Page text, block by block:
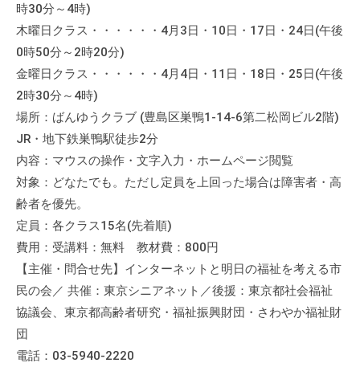
時30分～4時)
木曜日クラス・・・・・・4月3日・10日・17日・24日(午後
0時50分～2時20分)
金曜日クラス・・・・・・4月4日・11日・18日・25日(午後
2時30分～4時)
場所：ばんゆうクラブ (豊島区巣鴨1-14-6第二松岡ビル2階)
JR・地下鉄巣鴨駅徒歩2分
内容：マウスの操作・文字入力・ホームページ閲覧
対象：どなたでも。ただし定員を上回った場合は障害者・高
齢者を優先。
定員：各クラス15名(先着順)
費用：受講料：無料 教材費：800円
【主催・問合せ先】インターネットと明日の福祉を考える市
民の会／ 共催：東京シニアネット／後援：東京都社会福祉
協議会、東京都高齢者研究・福祉振興財団・さわやか福祉財
団
電話：03-5940-2220